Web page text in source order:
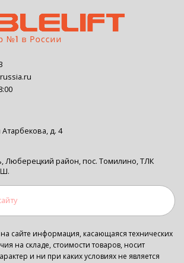
Атарбекова, д. 4
Люберецкий район, пос. Томилино, ТЛК
сайте информация, касающаяся технических
на складе, стоимости товаров, носит
и ни при каких условиях не является